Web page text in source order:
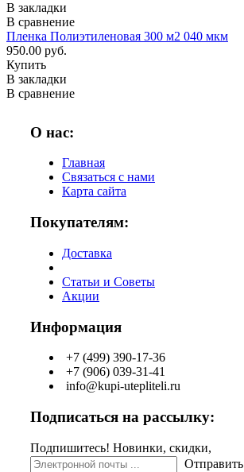
В закладки
В сравнение
Пленка Полиэтиленовая 300 м2 040 мкм
950.00 руб.
Купить
В закладки
В сравнение
О нас:
Главная
Связаться с нами
Карта сайта
Покупателям:
Доставка
Статьи и Советы
Акции
Информация
+7 (499) 390-17-36
+7 (906) 039-31-41
info@kupi-utepliteli.ru
Подписаться на рассылку:
Подпишитесь! Новинки, скидки,
Отправить